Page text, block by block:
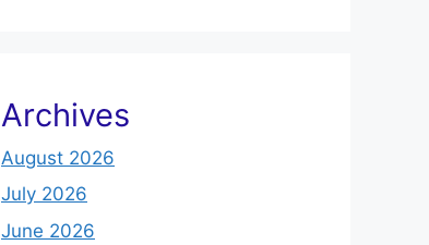
Archives
August 2026
July 2026
June 2026